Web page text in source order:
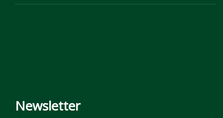
Newsletter